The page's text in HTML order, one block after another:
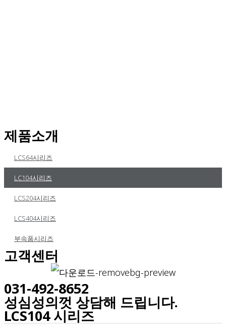
제품소개
LCS64시리즈
LC104시리즈
LCS204시리즈
LCS404시리즈
부속품시리즈
고객센터
031-492-8652
성심성의껏 상담해 드립니다.
LCS104 시리즈